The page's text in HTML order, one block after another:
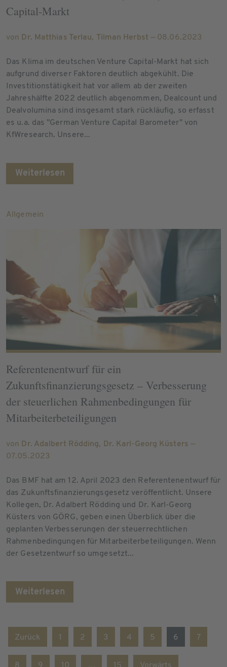
Capital-Markt
von Dr. Matthias Terlau, Tilman Herbst — 08.06.2023
Das Klima im deutschen Venture Capital-Markt hat sich
aufgrund diverser Faktoren deutlich abgekühlt. Die
Investitionstätigkeit hat vor allem ab der zweiten
Jahreshälfte 2022 deutlich abgenommen, Dealcount und
Dealvolumina sind insgesamt stark rückläufig, so erfasst
es u.a. das "German Venture Capital Barometer" von
KfWresearch. Unsere...
Weiterlesen
Allgemein
Referentenentwurf für ein
Zukunftsfinanzierungsgesetz – Verbesserung
der steuerlichen Rahmenbedingungen für
Mitarbeiterbeteiligungen
von Dr. Adalbert Rödding, Dr. Karl-Georg Küsters —
07.05.2023
Das BMF hat am 12. April 2023 den Referentenentwurf für
das Zukunftsfinanzierungsgesetz veröffentlicht. Unsere
Kollegen, Dr. Adalbert Rödding und Dr. Karl-Georg
Küsters von GÖRG, geben einen Überblick über die
geplanten Verbesserungen der steuerrechtlichen
Rahmenbedingungen für Mitarbeiterbeteiligungen. Wenn
der Gesetzentwurf so umgesetzt...
Weiterlesen
Zurück 1 2 3 4 5 6 7